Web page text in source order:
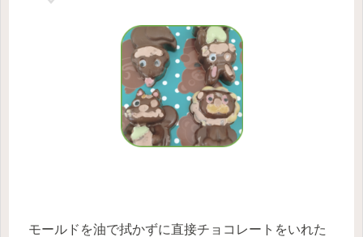
モールドを油で拭かずに直接チョコレートをいれた